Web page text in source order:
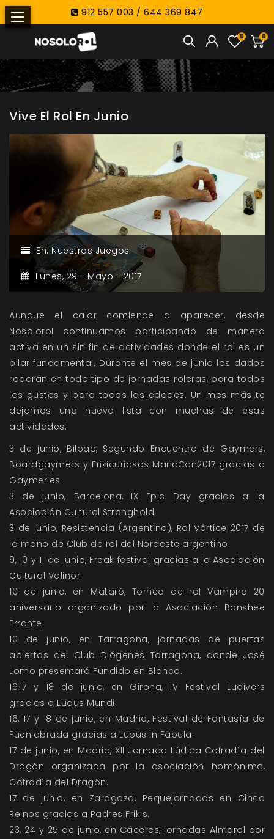
912 557 003 / 644 369 847
0
0
Vive El Rol En Junio
En: Nuestros Juegos
Lunes,29 -Mayo -2017
Aunque el calor comience a aparecer, desde
Nosolorol continuamos participando de manera
activa en un sin fin de actividades donde el rol es un
pilar fundamental. Durante el mes de junio los dados
rodarán en todo tipo de jornadas roleras, para todos
los gustos y para todas las edades. Un mes más te
dejamos una nueva lista con muchas de esas
actividades:
3 de junio, Bilbao, Segundo Encuentro de Gaymers,
Boardgaymers y Frikicuriosos MaricCon2017 gracias a
Gaymer.es
3 de junio, Barcelona, IX Epic Day gracias a la
Asociación Cultural Stronghold.
3 de junio, Resistencia (Argentina), Rol Vórtice 2017 de
la mano de Club de rol del Nordeste argentino.
9, 10 y 11 de junio, Freak festival gracias a la Asociación
Cultural Valinor.
10 de junio, en Mataró, Torneo de rol Vampiro 20
aniversario organizado por la Asociación Banshee
Errante.
10 de junio, en Tarragona, jornadas de puertas
abiertas del Club Diógenes Tarragona, donde José
Lomo presentará Fundido en Blanco.
16,17 y 18 de junio, en Girona, IV Festival Ludivers
gracias a Ludus Mundi.
16, 17 y 18 de junio, en Madrid, Festival de Fantasía de
Fuenlabrada gracias a Lupus in Fábula.
17 de junio, en Madrid, XII Jornada Lúdica Cofradía del
Dragón organizada por la asociación homónima,
Cofradía del Dragón.
17 de junio, en Zaragoza, Pequejornadas en Cinco
Reinos gracias a Padres Frikis.
23, 24 y 25 de junio, en Cáceres, jornadas Almarol por